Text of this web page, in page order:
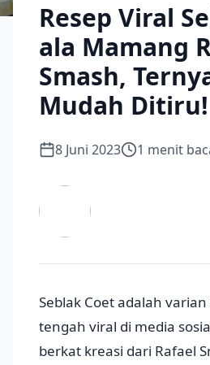
Resep Viral
ala Mamang
Smash,
Mudah Ditiru!
8 Juni 2023 1 menit
Seblak Coet adalah
tengah viral di media
berkat kreasi dari Rafael